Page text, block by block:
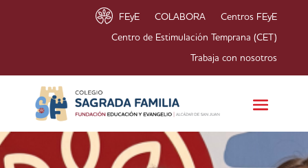
FEyE COLABORA Centros FEyE
Centro de Estimulación Temprana (CET)
Trabaja con nosotros